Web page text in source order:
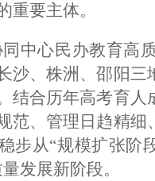
重要主体。
中心民办教育高
沙、株洲、邵阳
结合历年高考育
范、管理日趋精
步从“规模扩张阶
发展新阶段。